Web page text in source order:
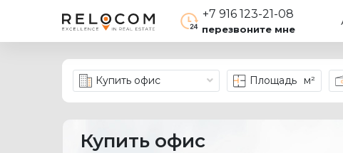
+7 916 123-21-08
перезвоните мне
Купить офис Площадь м²
Купить офис